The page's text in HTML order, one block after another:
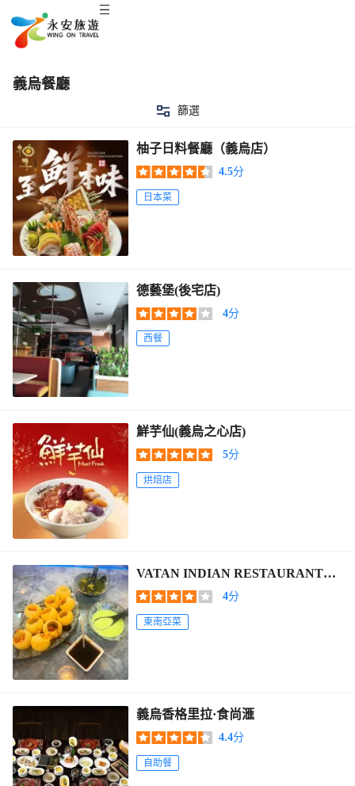
義烏餐廳
篩選
柚子日料餐廳（義烏店）
4.5分
日本菜
德藝堡(後宅店)
4分
西餐
鮮芋仙(義烏之心店)
5分
烘焙店
VATAN INDIAN RESTAURANT米
特印度餐廳（城北路店）
4分
東南亞菜
義烏香格里拉·食尚滙
4.4分
自助餐